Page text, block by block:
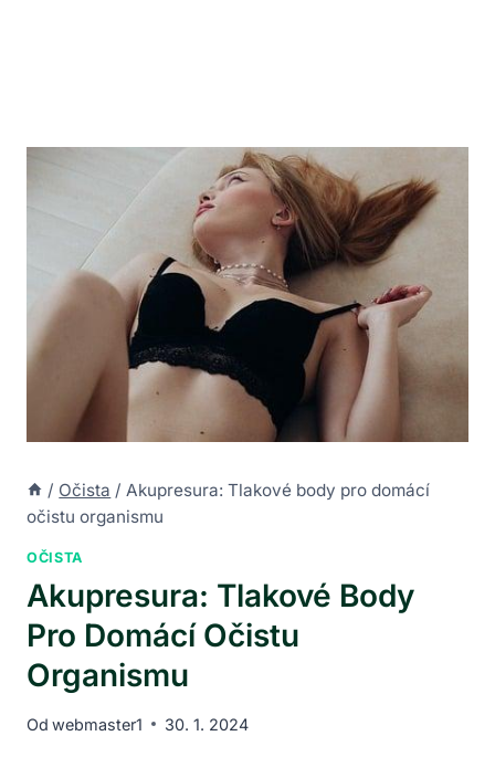
/ Očista / Akupresura: Tlakové body pro domácí
očistu organismu
OČISTA
Akupresura: Tlakové Body
Pro Domácí Očistu
Organismu
Od webmaster1 30. 1. 2024